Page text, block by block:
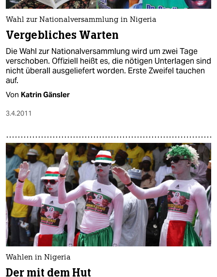
Wahl zur Nationalversammlung in Nigeria
Vergebliches Warten
Die Wahl zur Nationalversammlung wird um zwei Tage
verschoben. Offiziell heißt es, die nötigen Unterlagen sind
nicht überall ausgeliefert worden. Erste Zweifel tauchen
auf.
Von Katrin Gänsler
3.4.2011
Wahlen in Nigeria
Der mit dem Hut